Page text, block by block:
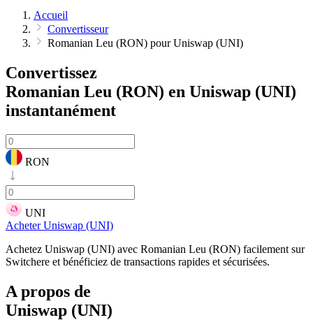
Accueil
Convertisseur
Romanian Leu (RON) pour Uniswap (UNI)
Convertissez
Romanian Leu (RON) en Uniswap (UNI)
instantanément
RON
UNI
Acheter Uniswap (UNI)
Achetez Uniswap (UNI) avec Romanian Leu (RON) facilement sur
Switchere et bénéficiez de transactions rapides et sécurisées.
A propos de
Uniswap (UNI)